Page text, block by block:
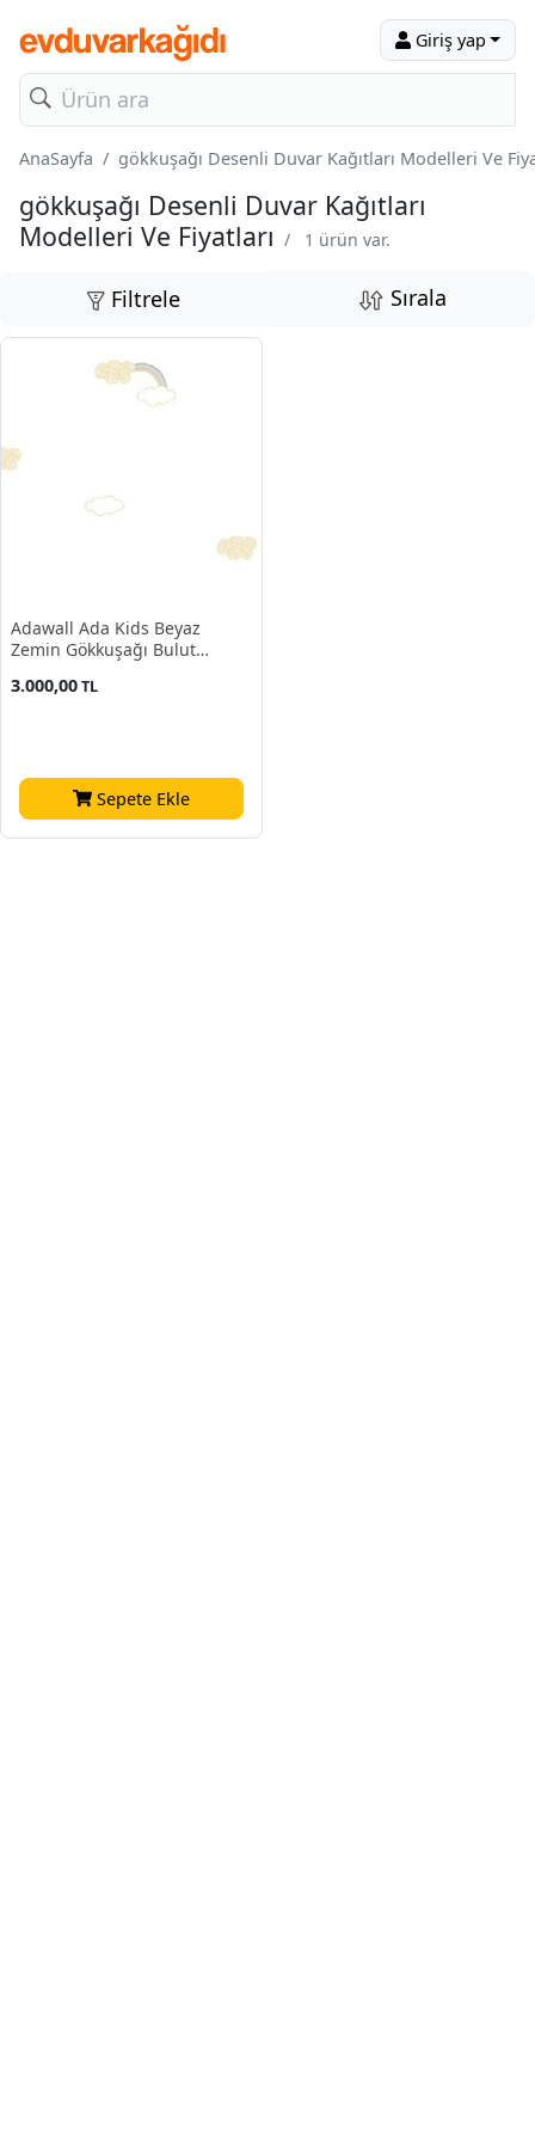
Giriş yap
AnaSayfa gökkuşağı Desenli Duvar Kağıtları Modelleri Ve
gökkuşağı Desenli Duvar Kağıtları
Modelleri Ve Fiyatları / 1 ürün var.
Filtrele Sırala
Adawall Ada Kids Beyaz
Zemin Gökkuşağı Bulut
10 M²
3.000,00TL
Sepete Ekle